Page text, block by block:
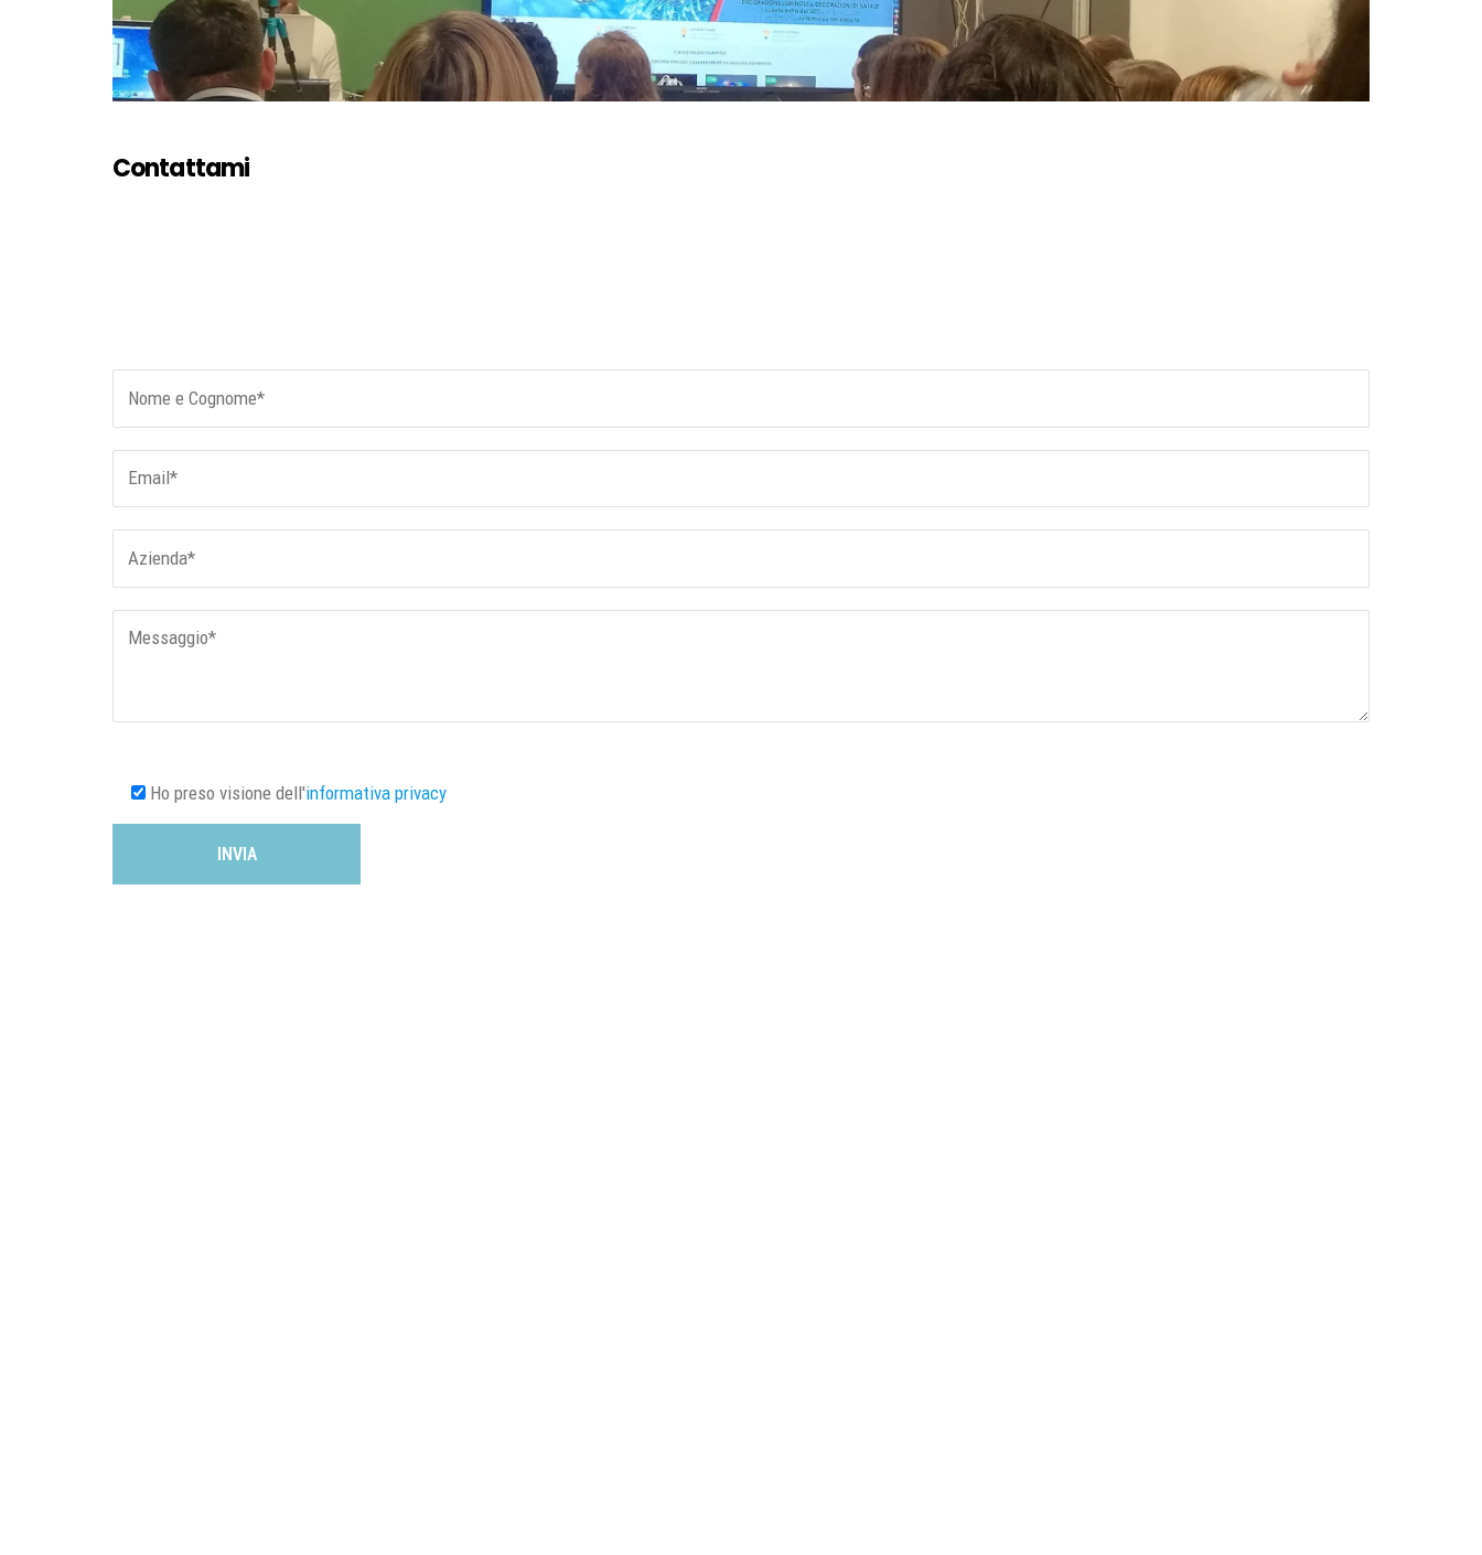
Contattami
Ho preso visione dell'informativa privacy